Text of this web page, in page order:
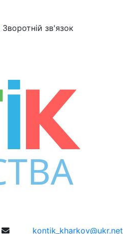
Зворотній зв'язок
kontik_kharkov@ukr.net